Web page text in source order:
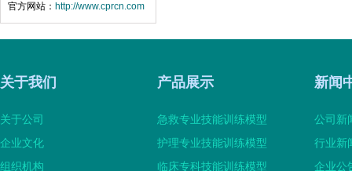
官方网站： http://www.cprcn.com
关于我们
关于公司
企业文化
组织机构
产品展示
急救专业技能训练模型
护理专业技能训练模型
临床专科技能训练模型
新闻
公司新
行业新
企业公